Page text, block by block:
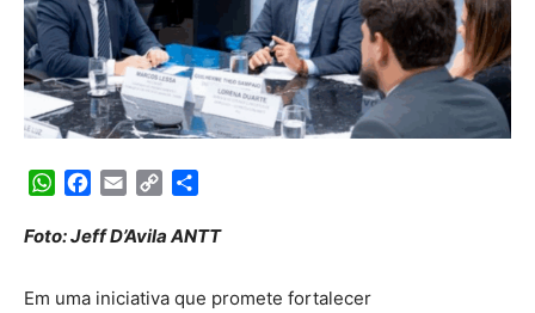
WhatsApp
Facebook
Email Copy
Foto: Jeff D’Avila ANTT
Em uma iniciativa que promete fortalecer